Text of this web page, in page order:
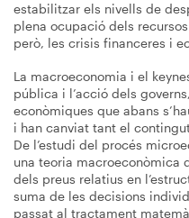
estabilitzar els nivells de
plena ocupació dels
però, les crisis financeres i
La macroeconomia i el
pública i l’acció dels
econòmiques que abans
i han canviat tant el
De l’estudi del procés
una teoria macroeconòmica
dels preus relatius en
suma de les decisions
passat al tractament